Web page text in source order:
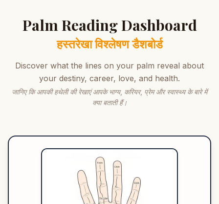
Palm Reading Dashboard
हस्तरेखा विश्लेषण डैशबोर्ड
Discover what the lines on your palm reveal about
your destiny, career, love, and health.
जानिए कि आपकी हथेली की रेखाएं आपके भाग्य, करियर, प्रेम और स्वास्थ्य के बारे में
क्या बताती हैं।